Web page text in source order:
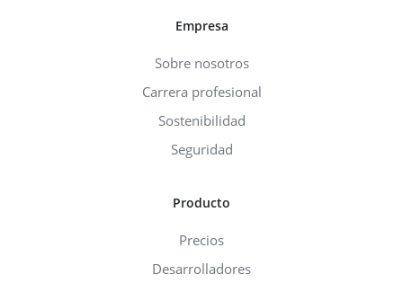
Empresa
Sobre nosotros
Carrera profesional
Sostenibilidad
Seguridad
Producto
Precios
Desarrolladores